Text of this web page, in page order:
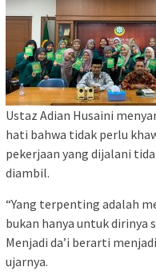
Ustaz Adian Husaini
hati bahwa tidak perlu
pekerjaan yang dijalani
diambil.
“Yang terpenting adalah
bukan hanya untuk dirinya
Menjadi da’i berarti
ujarnya.